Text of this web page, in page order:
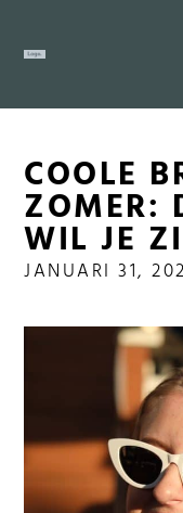
COOLE
ZOMER:
WIL JE
JANUARI 31,